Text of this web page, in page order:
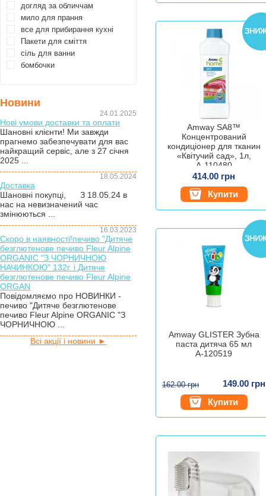
догляд за обличчам
мило для прання
все для прибирання кухні
Пакети для сміття
сіль для ванни
бомбочки
Новини
24.01.2025
Нові умови доставки та оплати
Шановні клієнти! Ми завжди
прагнемо забезпечувати для вас
найкращий сервіс, але з 27 січня
2025 ...
18.05.2024
Доставка
Шановні покупці, З 18.05.24 в
нас на невизначений час
змінюються ...
16.03.2023
Скоро в наявності!печиво "Дитяче
безглютенове печиво Fleur Alpine
ORGANIC "З ЧОРНИЧНОЮ
НАЧИНКОЮ" 132г. і Дитяче
безглютенове печиво Fleur Alpine
ORGAN
Повідомляємо про НОВИНКИ -
печиво "Дитяче безглютенове
печиво Fleur Alpine ORGANIC "З
ЧОРНИЧНОЮ ...
Всі акції і новини ►
Amway SA8™
Концентрований
кондиціонер для тканин
«Квітучий сад», 1л,
А-110480
414.00 грн
Купити
Amway GLISTER Зубна
паста дитяча 65 мл
А-120519
162.00 грн
149.00 грн
Купити